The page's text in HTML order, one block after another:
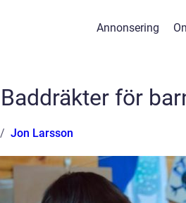
Annonsering
Baddräkter för
Jon Larsson